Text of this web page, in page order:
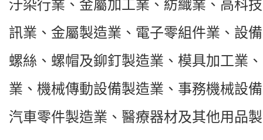
汙染行業、金屬加工業、紡織業、高科
訊業、金屬製造業、電子零組件業、設
螺絲、螺帽及鉚釘製造業、模具加工業
業、機械傳動設備製造業、事務機械設
汽車零件製造業、醫療器材及其他用品